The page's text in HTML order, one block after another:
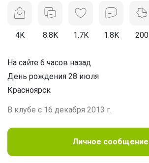
4K 8.8K 1.7K 1.8K 200
На сайте 6 часов назад
День рождения 28 июля
Красноярск
В клубе с 16 декабря 2013 г.
Личное сообщение